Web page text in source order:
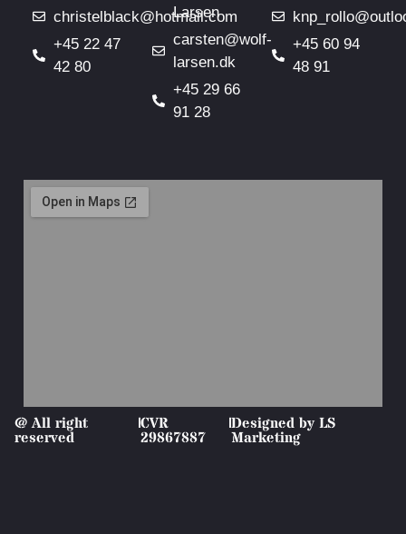
christelblack@hotmail.com
+45 22 47
42 80
Larsen
carsten@wolf-
larsen.dk
+45 29 66
91 28
+45 60 94
48 91
@ All right
reserved
|CVR
29867887
|Designed by LS
Marketing